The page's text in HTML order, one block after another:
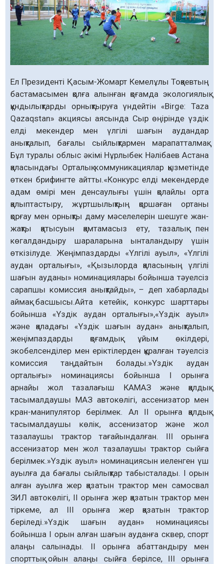
Ел Президенті Қасым-Жомарт Кемелұлы Тоқаевтың
бастамасымен қолға алынған қоғамда экологиялық
құндылықтарды орнықтыруға үндейтін «Birge: Taza
Qazaqstan» акциясы аясында Сыр өңірінде үздік
елді мекендер мен үлгілі шағын аудандар
анықталып, бағалы сыйлықтармен марапатталмақ.
Бұл туралы облыс әкімі Нұрлыбек Нәлібаев Астана
қаласындағы Орталық коммуникациялар қызметінде
өткен брифингте айтты.«Конкурс елді мекендерде
адам өмiрi мен денсаулығы үшiн қолайлы орта
қалыптастыру, жұртшылықтың қоршаған ортаны
қорғау мен орнықты даму мәселелерiн шешуге жан-
жақты қатысуын қамтамасыз ету, тазалық пен
көгалдандыру шараларына ынталандыру үшін
өткізілуде. Жеңімпаздарды «Үлгілі ауыл», «Үлгілі
аудан орталығы», «Қызылорда қаласының үлгілі
шағын ауданы» номинациялары бойынша тәуелсіз
сарапшы комиссия анықтайды», – деп хабарлады
аймақ басшысы.Айта кетейік, конкурс шарттары
бойынша «Үздік аудан орталығы»,«Үздік ауыл»
және қаладағы «Үздік шағын аудан» анықталып,
жеңімпаздарды қоғамдық ұйым өкілдері,
экобелсенділер мен еріктілерден құралған тәуелсіз
комиссия таңдайтын болады.»Үздік аудан
орталығы» номинациясы бойынша І орынға
арнайы жол тазалағыш КАМАЗ және қалдық
тасымалдаушы МАЗ автокөлігі, ассенизатор мен
кран-манипулятор берілмек. Ал ІІ орынға қалдық
тасымалдаушы көлік, ассенизатор және жол
тазалаушы трактор тағайындалған. ІІІ орынға
ассенизатор мен жол тазалаушы трактор сыйға
берілмек.»Үздік ауыл» номинациясын иеленген үш
ауылға да бағалы сыйлықтар табысталады. І орын
алған ауылға жер қазатын трактор мен самосвал
ЗИЛ автокөлігі, ІІ орынға жер қазатын трактор мен
тіркеме, ал ІІІ орынға жер қазатын трактор
беріледі.»Үздік шағын аудан» номинациясы
бойынша І орын алған шағын ауданға сквер, спорт
алаңы салынады. ІІ орынға абаттандыру мен
спорттық ойын алаңы сыйға берілсе, ІІІ орынға